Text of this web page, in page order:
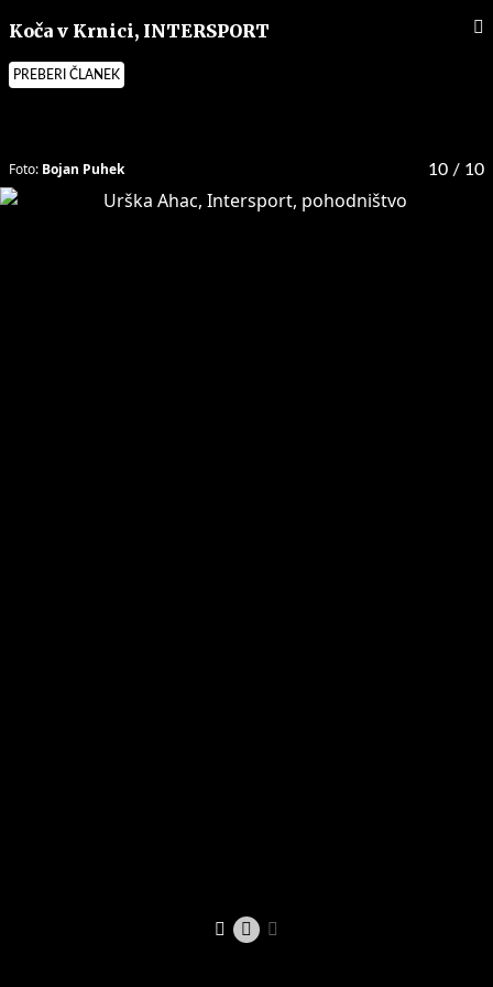
Koča v Krnici, INTERSPORT
PREBERI ČLANEK
10 / 10
Foto: Bojan Puhek